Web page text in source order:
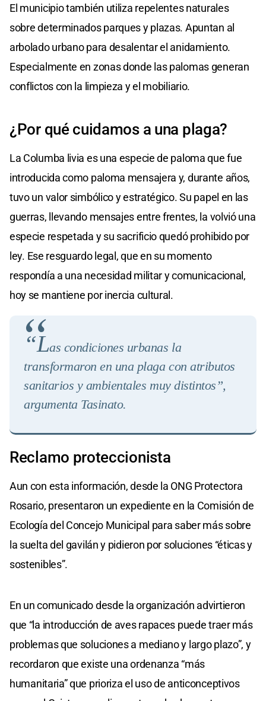
El municipio también utiliza repelentes naturales
sobre determinados parques y plazas. Apuntan al
arbolado urbano para desalentar el anidamiento.
Especialmente en zonas donde las palomas generan
conflictos con la limpieza y el mobiliario.
¿Por qué cuidamos a una plaga?
La Columba livia es una especie de paloma que fue
introducida como paloma mensajera y, durante años,
tuvo un valor simbólico y estratégico. Su papel en las
guerras, llevando mensajes entre frentes, la volvió una
especie respetada y su sacrificio quedó prohibido por
ley. Ese resguardo legal, que en su momento
respondía a una necesidad militar y comunicacional,
hoy se mantiene por inercia cultural.
“Las condiciones urbanas la
transformaron en una plaga con atributos
sanitarios y ambientales muy distintos”,
argumenta Tasinato.
Reclamo proteccionista
Aun con esta información, desde la ONG Protectora
Rosario, presentaron un expediente en la Comisión de
Ecología del Concejo Municipal para saber más sobre
la suelta del gavilán y pidieron por soluciones “éticas y
sostenibles”.
En un comunicado desde la organización advirtieron
que “la introducción de aves rapaces puede traer más
problemas que soluciones a mediano y largo plazo”, y
recordaron que existe una ordenanza “más
humanitaria” que prioriza el uso de anticonceptivos